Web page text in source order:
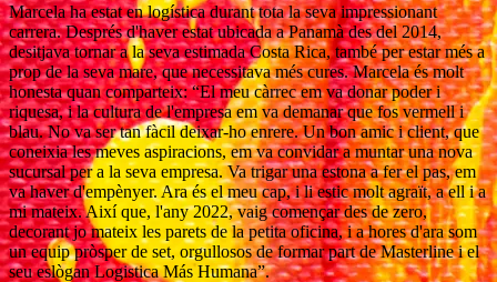
Marcela ha estat en logística durant tota la seva impressionant
carrera. Després d'haver estat ubicada a Panamà des del 2014,
desitjava tornar a la seva estimada Costa Rica, també per estar més a
prop de la seva mare, que necessitava més cures. Marcela és molt
honesta quan comparteix: “El meu càrrec em va donar poder i
riquesa, i la cultura de l'empresa em va demanar que fos vermell i
blau. No va ser tan fàcil deixar-ho enrere. Un bon amic i client, que
coneixia les meves aspiracions, em va convidar a muntar una nova
sucursal per a la seva empresa. Va trigar una estona a fer el pas, em
va haver d'empènyer. Ara és el meu cap, i li estic molt agraït, a ell i a
mi mateix. Així que, l'any 2022, vaig començar des de zero,
decorant jo mateix les parets de la petita oficina, i a hores d'ara som
un equip pròsper de set, orgullosos de formar part de Masterline i el
seu eslògan Logistica Más Humana”.